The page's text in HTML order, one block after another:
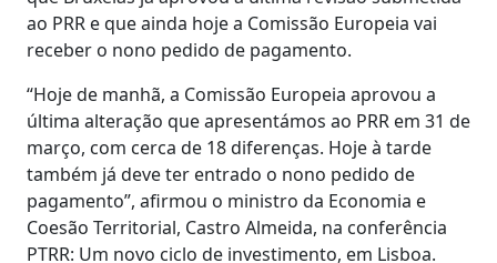
ao PRR e que ainda hoje a Comissão Europeia vai
receber o nono pedido de pagamento.
“Hoje de manhã, a Comissão Europeia aprovou a
última alteração que apresentámos ao PRR em 31 de
março, com cerca de 18 diferenças. Hoje à tarde
também já deve ter entrado o nono pedido de
pagamento”, afirmou o ministro da Economia e
Coesão Territorial, Castro Almeida, na conferência
PTRR: Um novo ciclo de investimento, em Lisboa.